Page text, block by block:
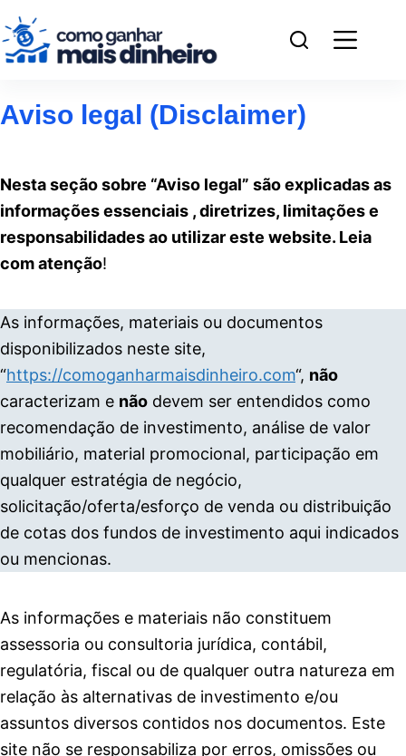
Pular
para
o
Aviso legal (Disclaimer)
Nesta seção sobre “Aviso legal” são explicadas as
informações essenciais , diretrizes, limitações e
responsabilidades ao utilizar este website. Leia
com atenção!
As informações, materiais ou documentos
disponibilizados neste site,
“https://comoganharmaisdinheiro.com“, não
caracterizam e não devem ser entendidos como
recomendação de investimento, análise de valor
mobiliário, material promocional, participação em
qualquer estratégia de negócio,
solicitação/oferta/esforço de venda ou distribuição
de cotas dos fundos de investimento aqui indicados
ou mencionas.
As informações e materiais não constituem
assessoria ou consultoria jurídica, contábil,
regulatória, fiscal ou de qualquer outra natureza em
relação às alternativas de investimento e/ou
assuntos diversos contidos nos documentos. Este
site não se responsabiliza por erros, omissões ou